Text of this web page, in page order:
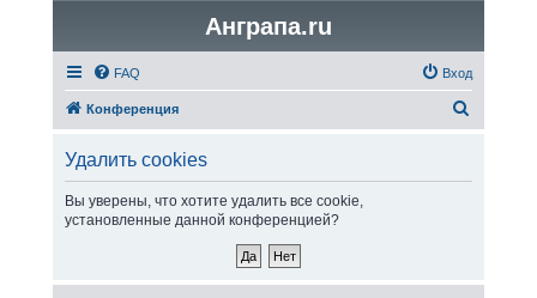
Анграпа.ru
FAQ Вход
Конференция
Удалить cookies
Вы уверены, что хотите удалить все cookie,
установленные данной конференцией?